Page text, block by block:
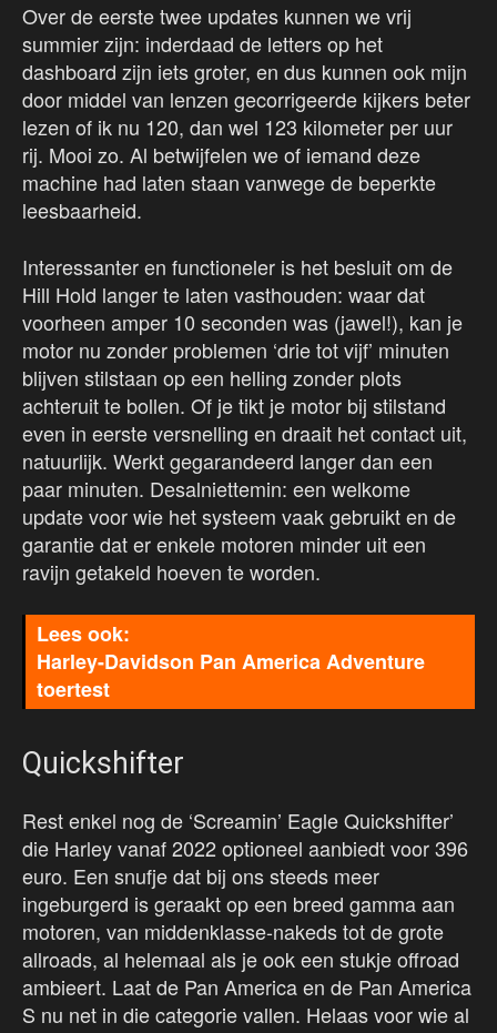
Over de eerste twee updates kunnen we vrij
summier zijn: inderdaad de letters op het
dashboard zijn iets groter, en dus kunnen ook mijn
door middel van lenzen gecorrigeerde kijkers beter
lezen of ik nu 120, dan wel 123 kilometer per uur
rij. Mooi zo. Al betwijfelen we of iemand deze
machine had laten staan vanwege de beperkte
leesbaarheid.
Interessanter en functioneler is het besluit om de
Hill Hold langer te laten vasthouden: waar dat
voorheen amper 10 seconden was (jawel!), kan je
motor nu zonder problemen ‘drie tot vijf’ minuten
blijven stilstaan op een helling zonder plots
achteruit te bollen. Of je tikt je motor bij stilstand
even in eerste versnelling en draait het contact uit,
natuurlijk. Werkt gegarandeerd langer dan een
paar minuten. Desalniettemin: een welkome
update voor wie het systeem vaak gebruikt en de
garantie dat er enkele motoren minder uit een
ravijn getakeld hoeven te worden.
Harley-Davidson Pan America Adventure
toertest
Quickshifter
Rest enkel nog de ‘Screamin’ Eagle Quickshifter’
die Harley vanaf 2022 optioneel aanbiedt voor 396
euro. Een snufje dat bij ons steeds meer
ingeburgerd is geraakt op een breed gamma aan
motoren, van middenklasse-nakeds tot de grote
allroads, al helemaal als je ook een stukje offroad
ambieert. Laat de Pan America en de Pan America
S nu net in die categorie vallen. Helaas voor wie al